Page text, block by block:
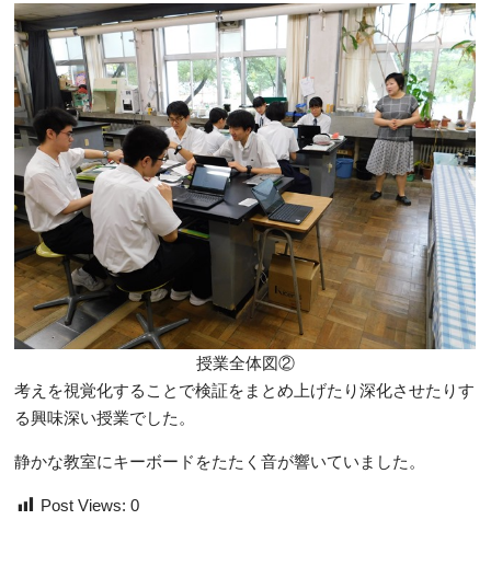
授業全体図②
考えを視覚化することで検証をまとめ上げたり深化させたりす
る興味深い授業でした。
静かな教室にキーボードをたたく音が響いていました。
Post Views: 0